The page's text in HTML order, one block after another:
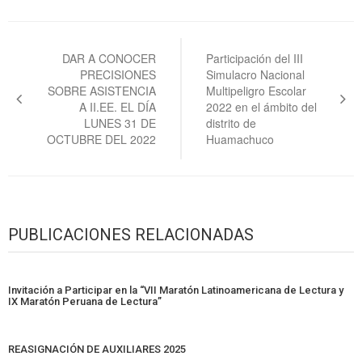
entradas
DAR A CONOCER
PRECISIONES
SOBRE ASISTENCIA
A II.EE. EL DÍA
LUNES 31 DE
OCTUBRE DEL 2022
Participación del III
Simulacro Nacional
Multipeligro Escolar
2022 en el ámbito del
distrito de
Huamachuco
PUBLICACIONES RELACIONADAS
Invitación a Participar en la “VII Maratón Latinoamericana de Lectura y
IX Maratón Peruana de Lectura”
REASIGNACIÓN DE AUXILIARES 2025